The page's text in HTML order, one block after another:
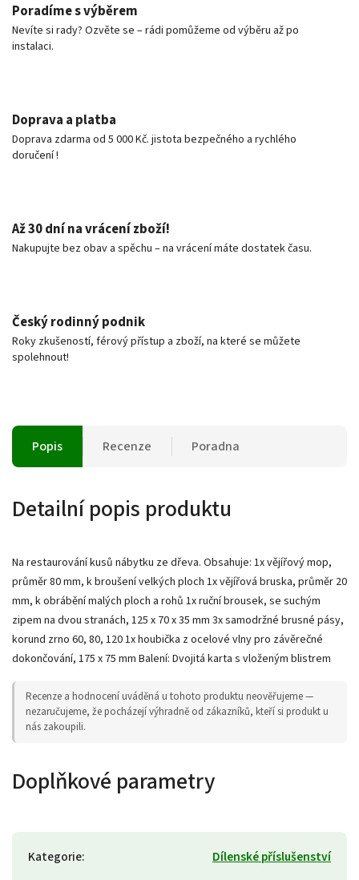
Poradíme s výběrem
Nevíte si rady? Ozvěte se – rádi pomůžeme od výběru až po
instalaci.
Doprava a platba
Doprava zdarma od 5 000 Kč. jistota bezpečného a rychlého
doručení !
Až 30 dní na vrácení zboží!
Nakupujte bez obav a spěchu – na vrácení máte dostatek času.
Český rodinný podnik
Roky zkušeností, férový přístup a zboží, na které se můžete
spolehnout!
Popis Recenze Poradna
Detailní popis produktu
Na restaurování kusů nábytku ze dřeva. Obsahuje: 1x vějířový mop,
průměr 80 mm, k broušení velkých ploch 1x vějířová bruska, průměr 20
mm, k obrábění malých ploch a rohů 1x ruční brousek, se suchým
zipem na dvou stranách, 125 x 70 x 35 mm 3x samodržné brusné pásy,
korund zrno 60, 80, 120 1x houbička z ocelové vlny pro závěrečné
dokončování, 175 x 75 mm Balení: Dvojitá karta s vloženým blistrem
Recenze a hodnocení uváděná u tohoto produktu neověřujeme —
nezaručujeme, že pocházejí výhradně od zákazníků, kteří si produkt u
nás zakoupili.
Doplňkové parametry
Kategorie:
Dílenské příslušenství